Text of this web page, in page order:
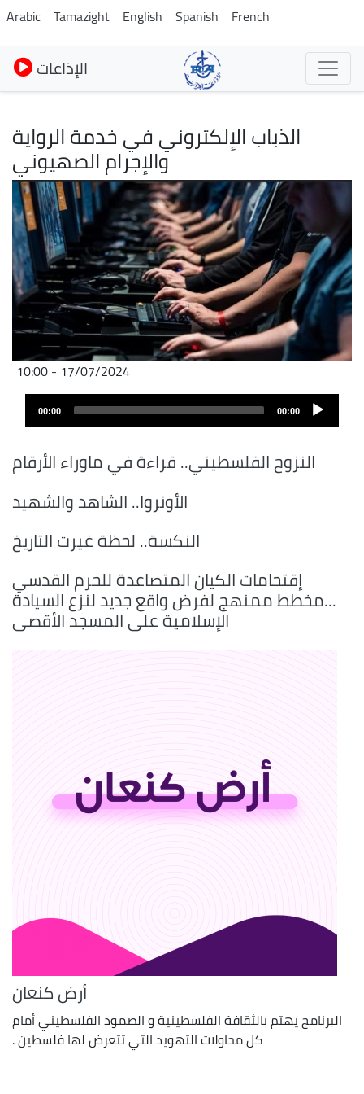
Skip
to
main
content
Arabic Tamazight English Spanish French
الإذاعات
الذباب الإلكتروني في خدمة الرواية
والإجرام الصهيوني
Image
17/07/2024 - 10:00
00:00
00:00
النزوح الفلسطيني.. قراءة في ماوراء الأرقام
الأونروا.. الشاهد والشهيد
النكسة.. لحظة غيرت التاريخ
إقتحامات الكيان المتصاعدة للحرم القدسي
...مخطط ممنهج لفرض واقع جديد لنزع السيادة
الإسلامية على المسجد الأقصى
أرض كنعان
البرنامج يهتم بالثقافة الفلسطينية و الصمود الفلسطيني أمام
كل محاولات التهويد التي تتعرض لها فلسطين .